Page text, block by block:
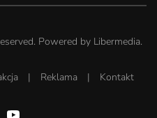
Powered by Libermedia.
| Reklama | Kontakt